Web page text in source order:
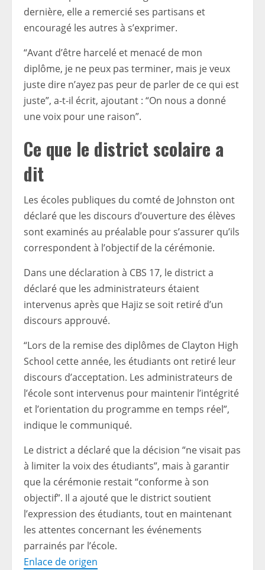
dernière, elle a remercié ses partisans et
encouragé les autres à s’exprimer.
“Avant d’être harcelé et menacé de mon
diplôme, je ne peux pas terminer, mais je veux
juste dire n’ayez pas peur de parler de ce qui est
juste”, a-t-il écrit, ajoutant : “On nous a donné
une voix pour une raison”.
Ce que le district scolaire a
dit
Les écoles publiques du comté de Johnston ont
déclaré que les discours d’ouverture des élèves
sont examinés au préalable pour s’assurer qu’ils
correspondent à l’objectif de la cérémonie.
Dans une déclaration à CBS 17, le district a
déclaré que les administrateurs étaient
intervenus après que Hajiz se soit retiré d’un
discours approuvé.
“Lors de la remise des diplômes de Clayton High
School cette année, les étudiants ont retiré leur
discours d’acceptation. Les administrateurs de
l’école sont intervenus pour maintenir l’intégrité
et l’orientation du programme en temps réel”,
indique le communiqué.
Le district a déclaré que la décision “ne visait pas
à limiter la voix des étudiants”, mais à garantir
que la cérémonie restait “conforme à son
objectif”. Il a ajouté que le district soutient
l’expression des étudiants, tout en maintenant
les attentes concernant les événements
parrainés par l’école.
Enlace de origen